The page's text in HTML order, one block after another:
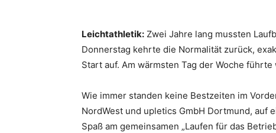
Leichtathletik: Zwei Jahre lang mussten
Donnerstag kehrte die Normalität zurück,
Start auf. Am wärmsten Tag der Woche
Wie immer standen keine Bestzeiten im
NordWest und upletics GmbH Dortmund, auf
Spaß am gemeinsamen „Laufen für das